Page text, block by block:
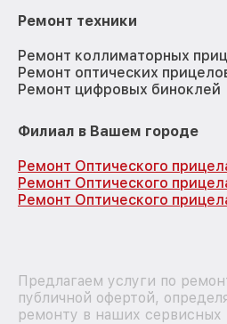
Ремонт техники
Ремонт коллиматорных
Ремонт оптических
Ремонт цифровых биноклей
Филиал в Вашем городе
Ремонт Оптического
Ремонт Оптического
Ремонт Оптического
Предлагаем услуги по
публичной офертой,
ремонту в наших сервисных